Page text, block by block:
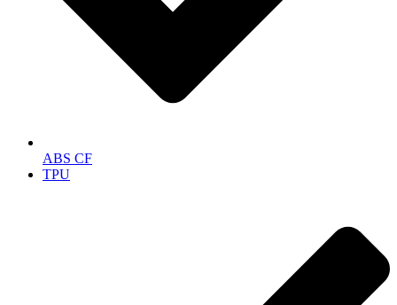
ABS CF
TPU